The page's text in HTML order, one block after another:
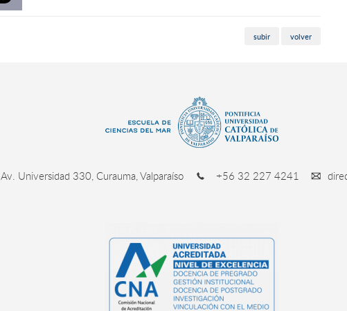
subir volver
Av. Universidad 330, Curauma, Valparaíso +56 32 227 4241